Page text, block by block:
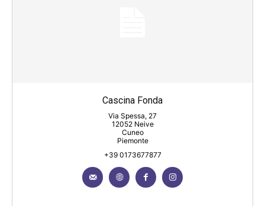
Cascina Fonda
Via Spessa, 27
12052 Neive
Cuneo
Piemonte
+39 0173677877